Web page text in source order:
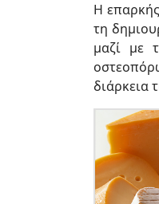
Η
τη
μαζί με
διάρκεια